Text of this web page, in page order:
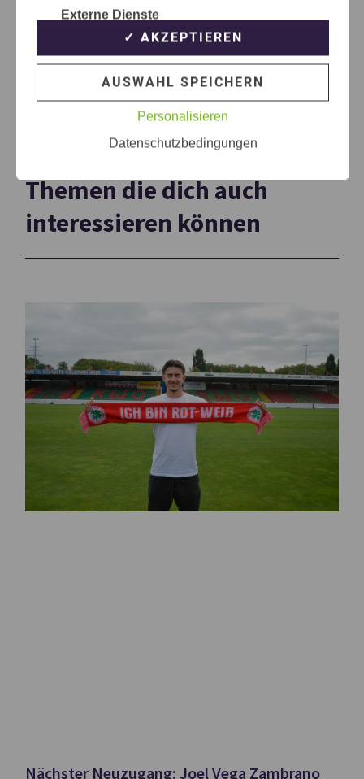
Themen die dich auch
interessieren können
Nächster Neuzugang: Joel Vega Zambrano
Externe Dienste
✓ AKZEPTIEREN
AUSWAHL SPEICHERN
Personalisieren
Datenschutzbedingungen